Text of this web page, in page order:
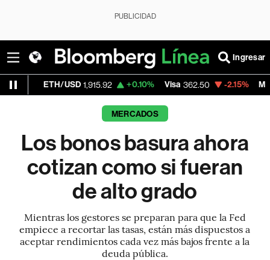
PUBLICIDAD
Ingresar
1,915.92 +0.10% Visa 362.50 -2.15% MercadoLibre
MERCADOS
Los bonos basura ahora
cotizan como si fueran
de alto grado
Mientras los gestores se preparan para que la Fed
empiece a recortar las tasas, están más dispuestos a
aceptar rendimientos cada vez más bajos frente a la
deuda pública.